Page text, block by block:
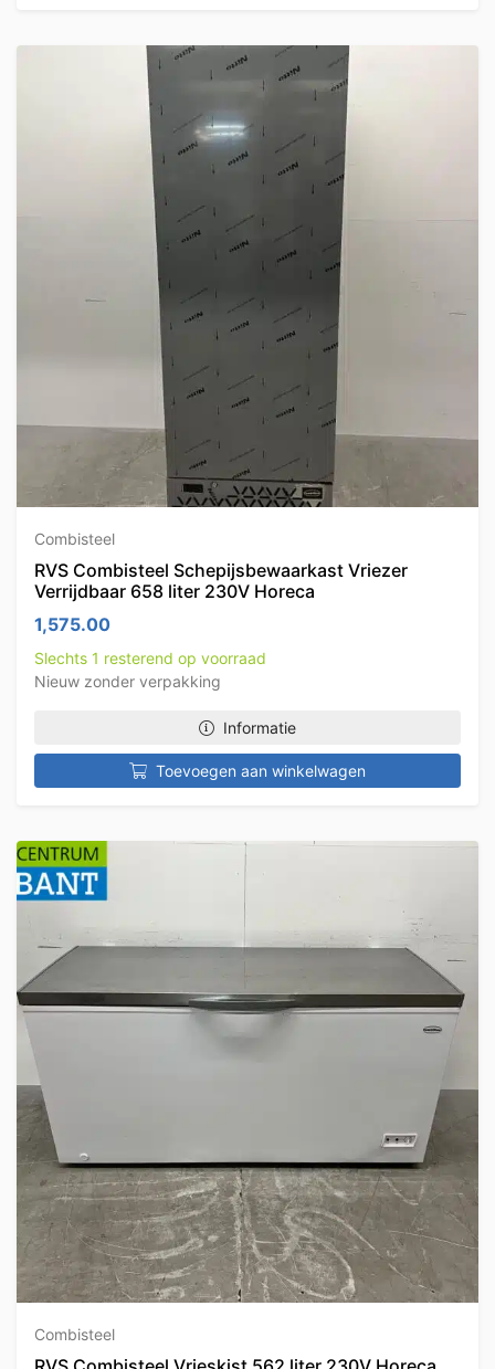
Combisteel
RVS Combisteel Schepijsbewaarkast Vriezer
Verrijdbaar 658 liter 230V Horeca
1,575.00
Slechts 1 resterend op voorraad
Nieuw zonder verpakking
Informatie
Toevoegen aan winkelwagen
Combisteel